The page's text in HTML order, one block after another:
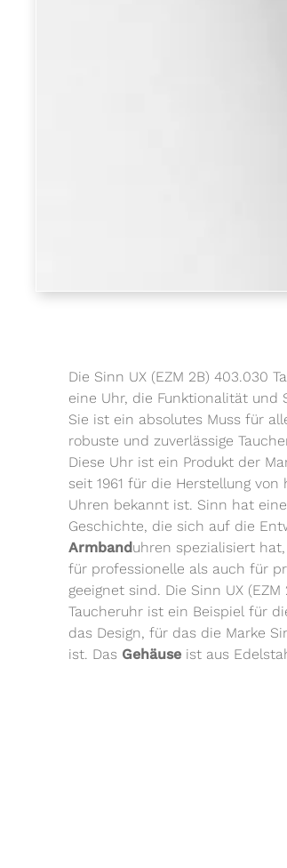
Die Sinn UX (EZM 2B) 403.030
eine Uhr, die Funktionalität und
Sie ist ein absolutes Muss für
robuste und zuverlässige
Diese Uhr ist ein Produkt der
seit 1961 für die Herstellung von
Uhren bekannt ist. Sinn hat
Geschichte, die sich auf die
Armbanduhren spezialisiert
für professionelle als auch für
geeignet sind. Die Sinn UX (EZM
Taucheruhr ist ein Beispiel für
das Design, für das die Marke
ist. Das Gehäuse ist aus